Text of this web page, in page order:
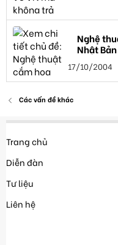
Nghệ
Nhật
17/10/2004
Các vấn đề khác
Trang chủ
Diễn đàn
Tư liệu
Liên hệ